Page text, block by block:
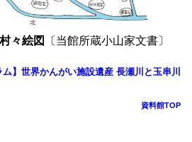
々絵図 〔当館所蔵小山家文書〕
ム】世界かんがい施設遺産 長瀬川と玉串川
資料館TOP